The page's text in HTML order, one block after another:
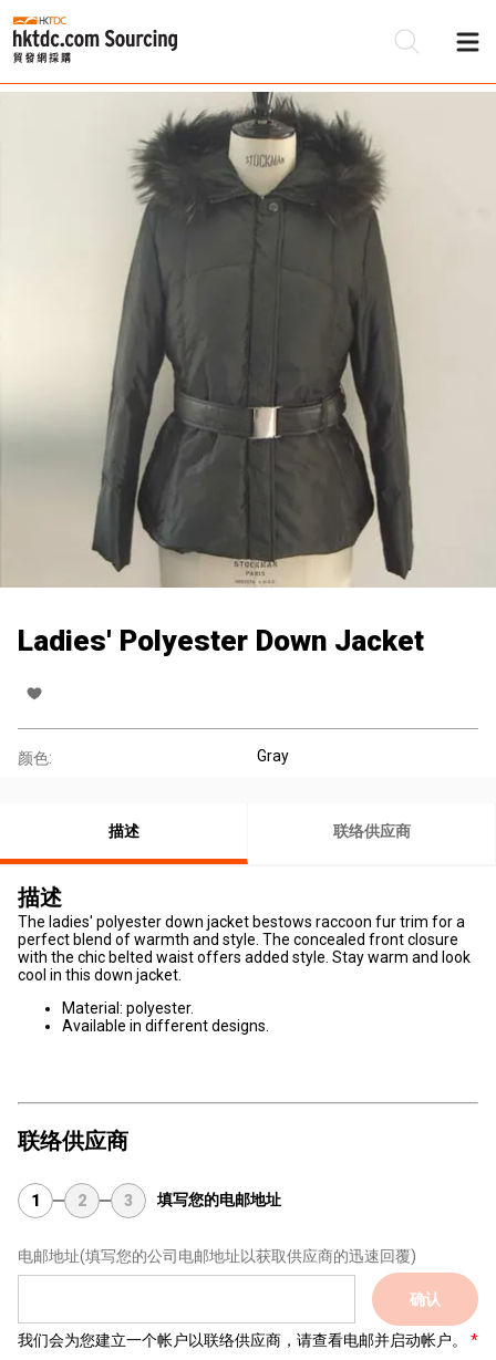
Ladies' Polyester Down Jacket
颜色: Gray
描述 联络供应商
描述
The ladies' polyester down jacket bestows raccoon fur trim for a
perfect blend of warmth and style. The concealed front closure
with the chic belted waist offers added style. Stay warm and look
cool in this down jacket.
Material: polyester.
Available in different designs.
联络供应商
1 2 3 填写您的电邮地址
电邮地址(填写您的公司电邮地址以获取供应商的迅速回覆)
确认
我们会为您建立一个帐户以联络供应商，请查看电邮并启动帐户。